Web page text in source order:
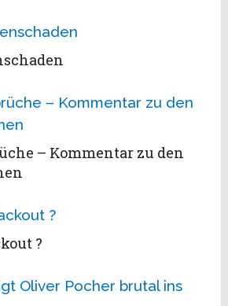
– Kommentar zu den
?